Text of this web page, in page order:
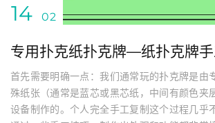
14 02
专用扑克纸扑克牌—纸扑克牌
首先需要明确一点：我们通常玩的扑克牌是由
殊纸张（通常是蓝芯或黑芯纸，中间有颜色夹
设备制作的。个人完全手工复制这个过程几乎